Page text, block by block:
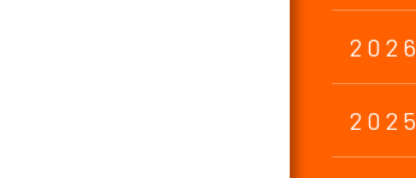
2026
2025